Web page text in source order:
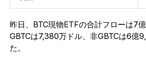
昨日、BTC現物ETFの合計フローは7
GBTCは7,380万ドル、非GBTCは6億
た。